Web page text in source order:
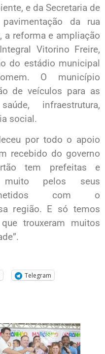
e da Secretaria de
da rua
a reforma e ampliação
Vitorino Freire,
do estádio municipal
O município
de veículos para as
infraestrutura,
social.
por todo o apoio
recebido do governo
tem prefeitas e
muito pelos seus
com o
região. E só temos
trouxeram muitos
Telegram